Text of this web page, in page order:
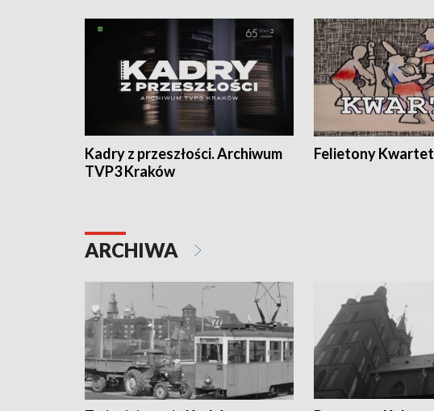
Kadry z przeszłości. Archiwum
TVP3 Kraków
Felietony Kwartet
ARCHIWA